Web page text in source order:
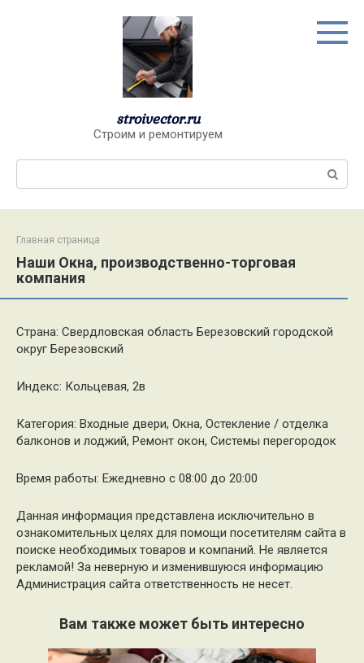
stroivector.ru
Строим и ремонтируем
Главная страница
Наши Окна, производственно-торговая
компания
Страна: Свердловская область Березовский городской
округ Березовский
Индекс: Кольцевая, 2в
Категория: Входные двери, Окна, Остекление / отделка
балконов и лоджий, Ремонт окон, Системы перегородок
Время работы: Ежедневно с 08:00 до 20:00
Данная информация представлена исключительно в
ознакомительных целях для помощи посетителям сайта в
поиске необходимых товаров и компаний. Не является
рекламой! За неверную и изменившуюся информацию
Администрация сайта ответственность не несет.
Вам также может быть интересно